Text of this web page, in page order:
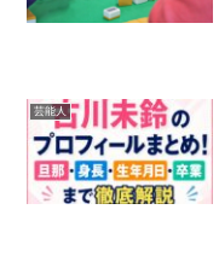
芸能人